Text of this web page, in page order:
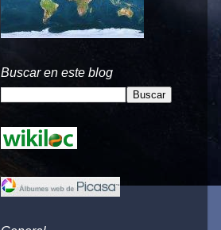
Buscar en este blog